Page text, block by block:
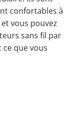
confortables à
vous pouvez
sans fil par
que vous